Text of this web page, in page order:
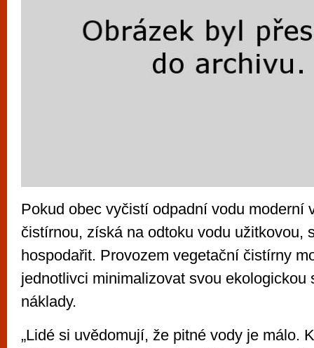
Pokud obec vyčistí odpadní vodu moderní
čistírnou, získá na odtoku vodu užitkovou,
hospodařit. Provozem vegetační čistírny
jednotlivci minimalizovat svou ekologickou
náklady.
„Lidé si uvědomují, že pitné vody je málo.